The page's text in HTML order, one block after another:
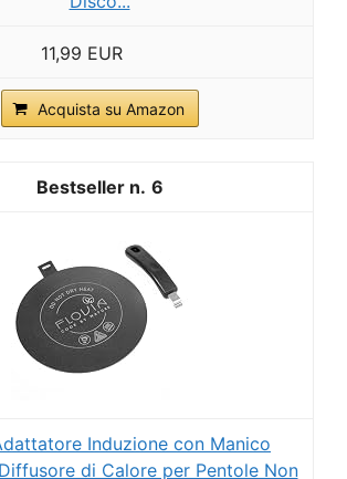
11,99 EUR
Acquista su Amazon
6
Induzione con Manico
di Calore per Pentole Non